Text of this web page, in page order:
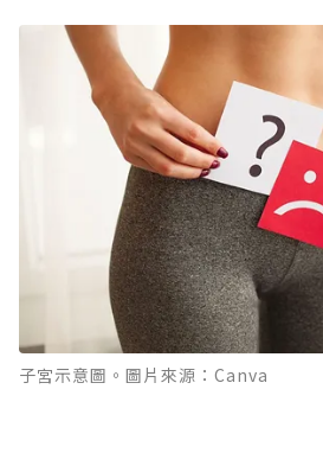
子宮示意圖。圖片來源：Canva